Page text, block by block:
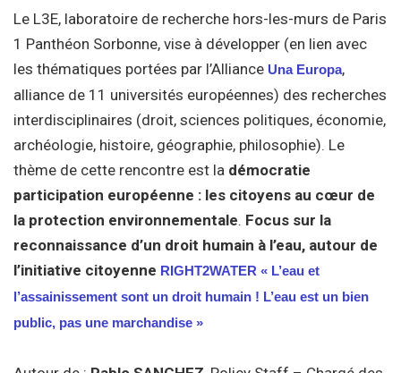
Le L3E, laboratoire de recherche hors-les-murs de Paris
1 Panthéon Sorbonne, vise à développer (en lien avec
les thématiques portées par l’Alliance Una Europa,
alliance de 11 universités européennes) des recherches
interdisciplinaires (droit, sciences politiques, économie,
archéologie, histoire, géographie, philosophie). Le
thème de cette rencontre est la démocratie
participation européenne : les citoyens au cœur de
la protection environnementale. Focus sur la
reconnaissance d’un droit humain à l’eau, autour de
l’initiative citoyenne RIGHT2WATER « L’eau et
l’assainissement sont un droit humain ! L’eau est un bien
public, pas une marchandise »